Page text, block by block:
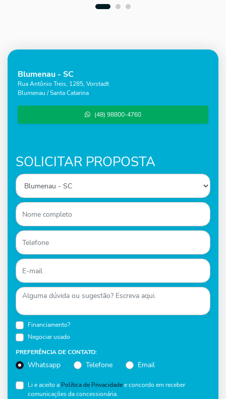
Blumenau - SC
Rua Antônio Treis, 1285, Vorstadt
Blumenau / Santa Catarina
(48) 98800-4760
SOLICITAR PROPOSTA
Financiamento?
Negociar usado
PREFERÊNCIA DE CONTATO:
Whatsapp Telefone Email
Li e aceito a Política de Privacidadee concordo em receber
comunicações da concessionária.